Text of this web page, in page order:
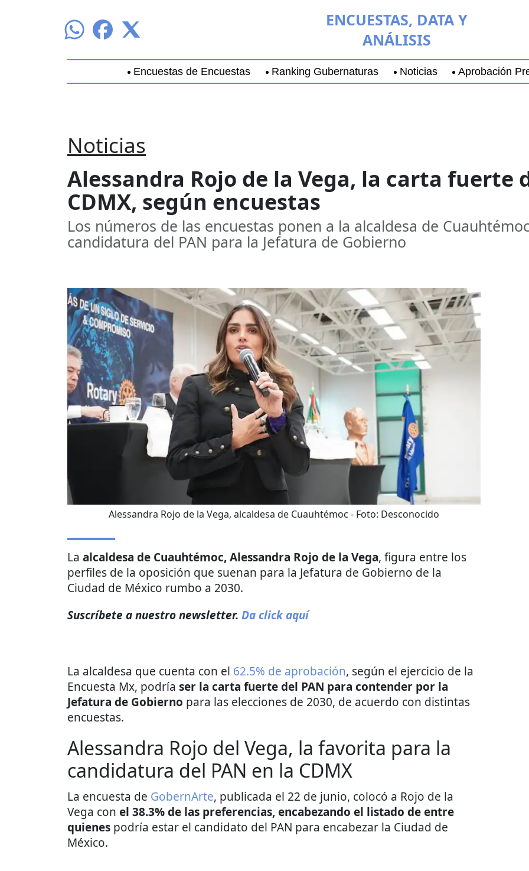
ENCUESTAS, DATA Y
ANÁLISIS
Encuestas de Encuestas Ranking Gubernaturas Noticias Aprobación
Noticias
Alessandra Rojo de la Vega, la carta fuerte
CDMX, según encuestas
Los números de las encuestas ponen a la alcaldesa de
candidatura del PAN para la Jefatura de Gobierno
Alessandra Rojo de la Vega, alcaldesa de Cuauhtémoc - Foto: Desconocido
La alcaldesa de Cuauhtémoc, Alessandra Rojo de la Vega, figura entre los
perfiles de la oposición que suenan para la Jefatura de Gobierno de la
Ciudad de México rumbo a 2030.
Suscríbete a nuestro newsletter. Da click aquí
La alcaldesa que cuenta con el 62.5% de aprobación, según el ejercicio de la
Encuesta Mx, podría ser la carta fuerte del PAN para contender por la
Jefatura de Gobierno para las elecciones de 2030, de acuerdo con distintas
encuestas.
Alessandra Rojo del Vega, la favorita para la
candidatura del PAN en la CDMX
La encuesta de GobernArte, publicada el 22 de junio, colocó a Rojo de la
Vega con el 38.3% de las preferencias, encabezando el listado de entre
quienes podría estar el candidato del PAN para encabezar la Ciudad de
México.